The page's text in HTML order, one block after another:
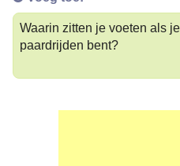
Waarin zitten je voeten als
paardrijden bent?